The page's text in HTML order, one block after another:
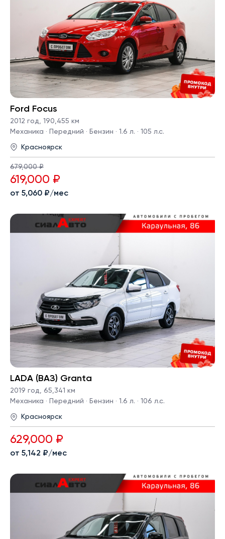
Ford Focus
2012 год, 190,455 км
Механика · Передний · Бензин · 1.6 л. · 105 л.с.
Красноярск
679,000 ₽
619,000 ₽
от 5,060 ₽/мес
LADA (ВАЗ) Granta
2019 год, 65,341 км
Механика · Передний · Бензин · 1.6 л. · 106 л.с.
Красноярск
629,000 ₽
от 5,142 ₽/мес